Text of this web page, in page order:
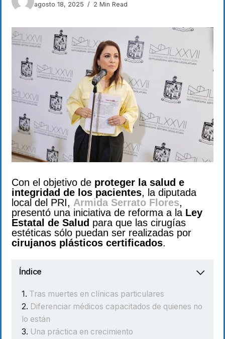
agosto 18, 2025
2 Min Read
Con el objetivo de proteger la salud e
integridad de los pacientes, la diputada
local del PRI, Armida Serrato Flores,
presentó una iniciativa de reforma a la Ley
Estatal de Salud para que las cirugías
estéticas sólo puedan ser realizadas por
cirujanos plásticos certificados.
Índice
Tras muertes en clínicas particulares
Diferenciar médicos capacitados de quienes no
lo están
Una práctica en crecimiento